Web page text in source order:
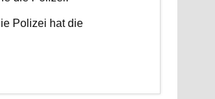
Polizei hat die